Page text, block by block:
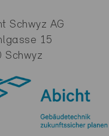
Schwyz AG
15
Schwyz